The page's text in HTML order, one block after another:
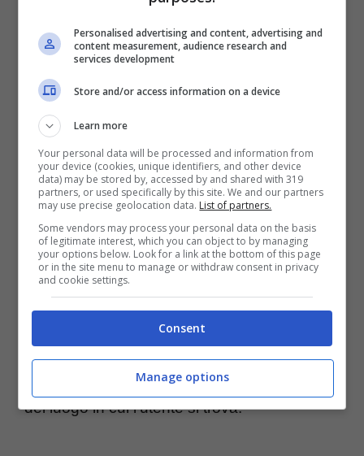
Dotato di un display protetto da vetro
Glass
128 pixel, questo dispositivo presenterebbe
un “punteggio di benessere” direttamente
sullo schermo, l’Happiness Index , basato
sui movimenti quotidiani, ma anche sulla
qualità del sonno. Più l’indice è basso, più è
importante muoversi e andare a letto presto.
Invece, più è alto l’indice, meglio starete. Lo
scopo è ovviamente quello di mantenerlo più
in alto possibile. Piccolo gadget, il rilevatore
UV dà informazioni sull’indice di esposizione
del luogo in cui l’utente si trova.
Personalised advertising and content, advertising and
content measurement, audience research and
services development
Store and/or access information on a device
Learn more
Your personal data will be processed and information from
your device (cookies, unique identifiers, and other device
data) may be stored by, accessed by and shared with 319
partners, or used specifically by this site. We and our partners
may use precise geolocation data. List of partners.
Some vendors may process your personal data on the basis
of legitimate interest, which you can object to by managing
your options below. Look for a link at the bottom of this page
or in the site menu to manage or withdraw consent in privacy
and cookie settings.
Consent
Manage options